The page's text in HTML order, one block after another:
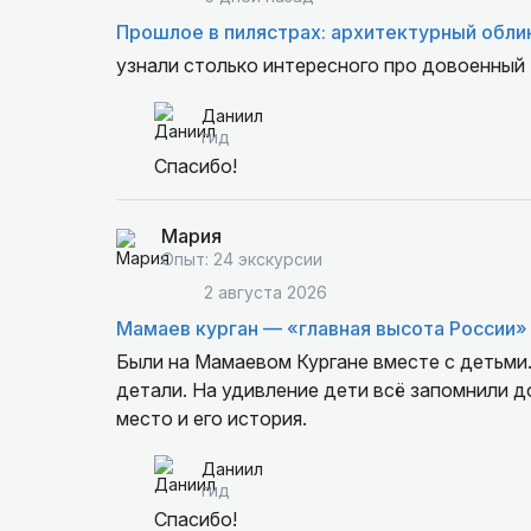
Прошлое в пилястрах: архитектурный
узнали столько интересного про довоенный
Даниил
гид
Спасибо!
Мария
Опыт: 24 экскурсии
2 августа 2026
Мамаев курган — «главная высота России»
Были на Мамаевом Кургане вместе с
детали. На удивление дети всё запомнили
место и его история.
Даниил
гид
Спасибо!